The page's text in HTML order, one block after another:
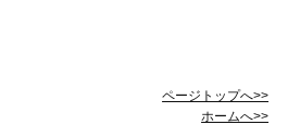
ページトップへ>>
ホームへ>>